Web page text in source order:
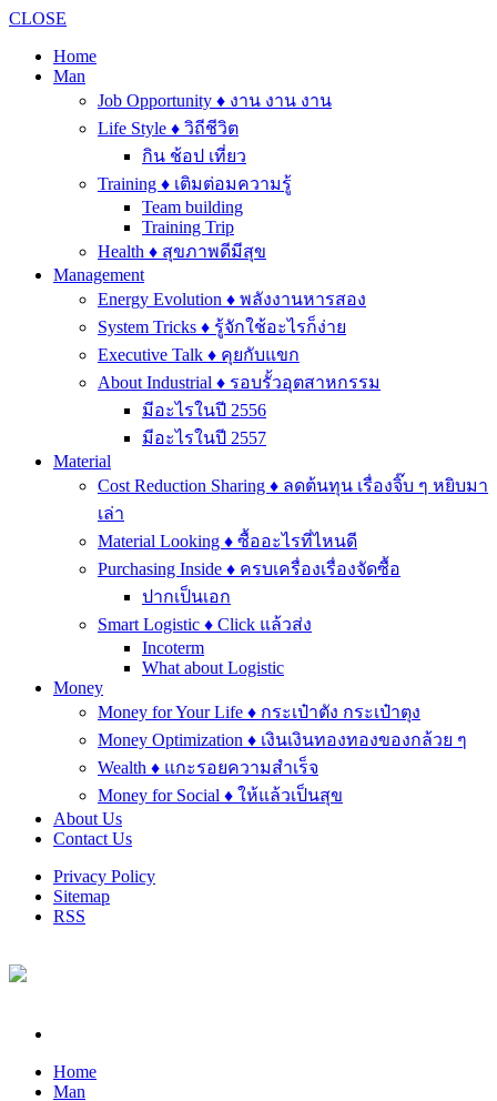
CLOSE
Home
Man
Job Opportunity ♦ งาน งาน งาน
Life Style ♦ วิถีชีวิต
กิน ช้อป เที่ยว
Training ♦ เติมต่อมความรู้
Team building
Training Trip
Health ♦ สุขภาพดีมีสุข
Management
Energy Evolution ♦ พลังงานหารสอง
System Tricks ♦ รู้จักใช้อะไรก็ง่าย
Executive Talk ♦ คุยกับแขก
About Industrial ♦ รอบรั้วอุตสาหกรรม
มีอะไรในปี 2556
มีอะไรในปี 2557
Material
Cost Reduction Sharing ♦ ลดต้นทุน เรื่องจิ๊บ ๆ หยิบมา
เล่า
Material Looking ♦ ซื้ออะไรที่ไหนดี
Purchasing Inside ♦ ครบเครื่องเรื่องจัดซื้อ
ปากเป็นเอก
Smart Logistic ♦ Click แล้วส่ง
Incoterm
What about Logistic
Money
Money for Your Life ♦ กระเป๋าตัง กระเป๋าตุง
Money Optimization ♦ เงินเงินทองทองของกล้วย ๆ
Wealth ♦ แกะรอยความสำเร็จ
Money for Social ♦ ให้แล้วเป็นสุข
About Us
Contact Us
Privacy Policy
Sitemap
RSS
Home
Man